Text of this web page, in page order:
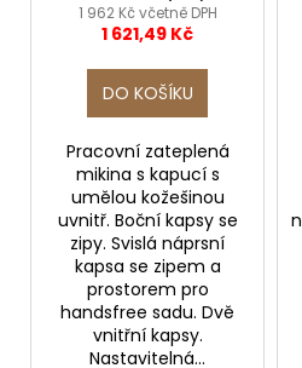
1 962 Kč včetně DPH
1 621,49 Kč
DO KOŠÍKU
Pracovní zateplená
mikina s kapucí s
umělou kožešinou
uvnitř. Boční kapsy se
zipy. Svislá náprsní
kapsa se zipem a
prostorem pro
handsfree sadu. Dvě
vnitřní kapsy.
Nastavitelná...